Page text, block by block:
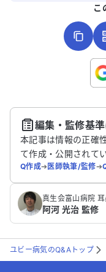
こちらは送信専用
こ
編集・監修基
本記事は情報の正確
て作成・公開されてい
Q作成➔医師執筆/監修➔
真生会富山病院
阿河 光治 監修
ユビー病気のQ&Aトップ